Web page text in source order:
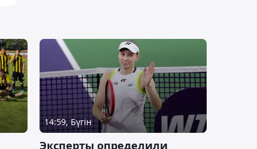
14:59, Бүгін
Эксперты определили